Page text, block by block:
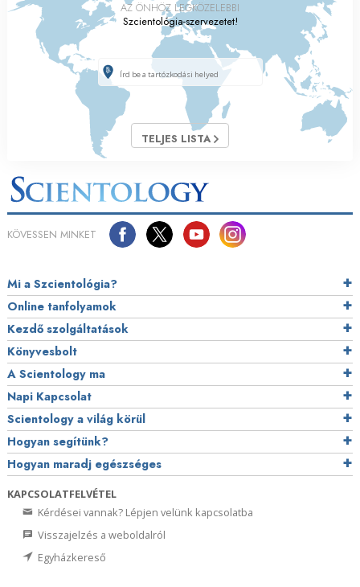
AZ ÖNHÖZ LEGKÖZELEBBI
Szcientológia-szervezetet!
TELJES LISTA
KÖVESSEN MINKET
Mi a Szcientológia?
Online tanfolyamok
Kezdő szolgáltatások
Könyvesbolt
A Scientology ma
Napi Kapcsolat
Scientology a világ körül
Hogyan segítünk?
Hogyan maradj egészséges
KAPCSOLATFELVÉTEL
Kérdései vannak? Lépjen velünk kapcsolatba
Visszajelzés a weboldalról
Egyházkereső